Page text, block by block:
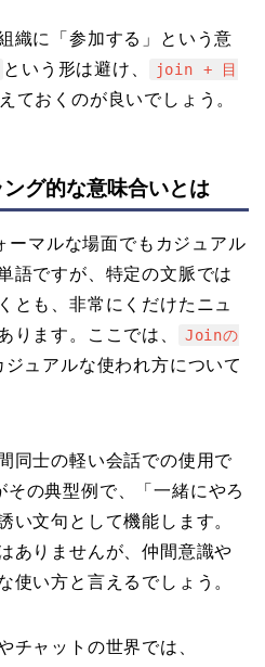
織に「参加する」という意
という形は避け、
join + 目
ておくのが良いでしょう。
ング的な意味合いとは
ーマルな場面でもカジュアル
語ですが、特定の文脈では
とも、非常にくだけたニュ
ります。ここでは、
Joinの
ジュアルな使われ方について
同士の軽い会話での使用で
の典型例で、「一緒にやろ
い文句として機能します。
ありませんが、仲間意識や
使い方と言えるでしょう。
チャットの世界では、